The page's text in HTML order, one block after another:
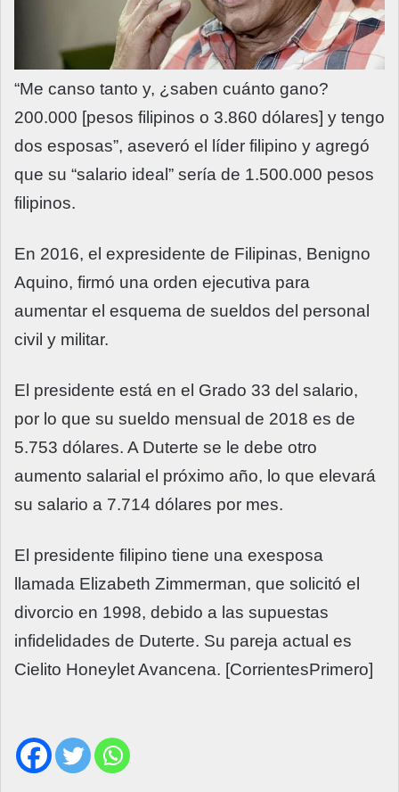
“Me canso tanto y, ¿saben cuánto gano?
200.000 [pesos filipinos o 3.860 dólares] y tengo
dos esposas”, aseveró el líder filipino y agregó
que su “salario ideal” sería de 1.500.000 pesos
filipinos.
En 2016, el expresidente de Filipinas, Benigno
Aquino, firmó una orden ejecutiva para
aumentar el esquema de sueldos del personal
civil y militar.
El presidente está en el Grado 33 del salario,
por lo que su sueldo mensual de 2018 es de
5.753 dólares. A Duterte se le debe otro
aumento salarial el próximo año, lo que elevará
su salario a 7.714 dólares por mes.
El presidente filipino tiene una exesposa
llamada Elizabeth Zimmerman, que solicitó el
divorcio en 1998, debido a las supuestas
infidelidades de Duterte. Su pareja actual es
Cielito Honeylet Avancena. [CorrientesPrimero]